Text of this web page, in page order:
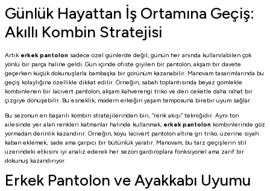
Günlük Hayattan İş Ortamına Geçiş:
Akıllı Kombin Stratejisi
Artık erkek pantolon sadece özel günlerde değil, günün her anında kullanılabilen çok
yönlü bir parça haline geldi. Gün içinde ofiste giyilen bir pantolon, akşam bir davete
geçerken küçük dokunuşlarla bambaşka bir görünüm kazanabilir. Manovam tasarımlarında bu
geçiş kolaylığına özellikle dikkat edilir. Örneğin, sabah toplantısında beyaz gömlekle
kombinlenen bir lacivert pantolon, akşam kahverengi triko ve deri ceketle daha rahat bir
çizgiye dönüşebilir. Bu esneklik, modern erkeğin yaşam temposuna birebir uyum sağlar.
Bu sezonun en başarılı kombin stratejilerinden biri, “renk akışı” tekniğidir. Aynı ton
ailesinde yer alan renkleri katmanlar halinde kullanmak, erkek pantolon kombinlerinde göz
yormadan derinlik kazandırır. Örneğin, koyu lacivert pantolon altına gri triko, üzerine siyah
kaban eklemek; sade ama çarpıcı bir bütünlük yaratır. Manovam, bu tarz geçişlerin stil
üzerindeki etkisini iyi analiz ederek her sezon gardıroplara fonksiyonel ama zarif bir
dokunuş kazandırıyor.
Erkek Pantolon ve Ayakkabı Uyumu